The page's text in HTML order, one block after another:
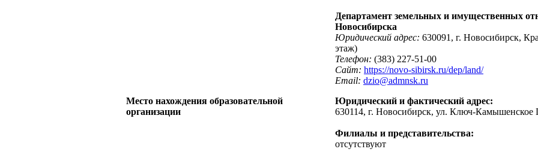
Департамент земельных и имущественных
Новосибирска
Юридический адрес: 630091, г. Новосибирск,
этаж)
Телефон: (383) 227-51-00
Сайт: https://novo-sibirsk.ru/dep/land/
Email: dzio@admnsk.ru
Место нахождения образовательной
организации
Юридический и фактический адрес:
630114, г. Новосибирск, ул. Ключ-Камышенское
Филиалы и представительства:
отсутствуют